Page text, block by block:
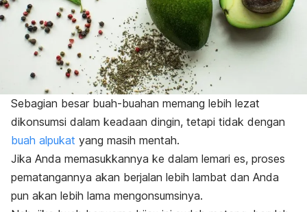
Sebagian besar buah-buahan memang lebih lezat
dikonsumsi dalam keadaan dingin, tetapi tidak dengan
buah alpukat yang masih mentah.
Jika Anda memasukkannya ke dalam lemari es, proses
pematangannya akan berjalan lebih lambat dan Anda
pun akan lebih lama mengonsumsinya.